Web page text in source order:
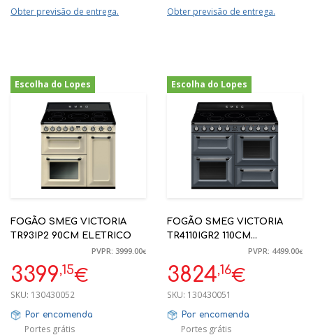
Obter previsão de entrega.
Obter previsão de entrega.
Escolha do Lopes
-15%
FOGÃO SMEG VICTORIA
TR93IP2 90CM ELETRICO
PVPR: 3999.00€
3399,15€
SKU: 130430052
Por encomenda
Portes grátis
Escolha do Lopes
-15%
FOGÃO SMEG VICTORIA
TR4110IGR2 110CM
PVPR: 4499.00€
3824,16€
SKU: 130430051
Por encomenda
Portes grátis